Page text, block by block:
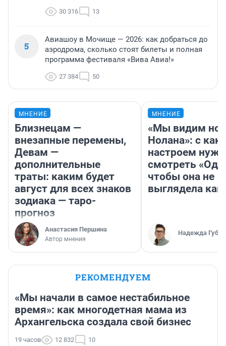
30 316 13
5
Авиашоу в Мочище — 2026: как добраться до
аэродрома, сколько стоят билеты и полная
программа фестиваля «Вива Авиа!»
27 384 50
МНЕНИЕ
Близнецам —
внезапные перемены,
Девам —
дополнительные
траты: каким будет
август для всех знаков
зодиака — таро-
прогноз
Анастасия Першина
Автор мнения
МНЕНИЕ
«Мы видим
Нолана»: с
настроем
смотреть
чтобы она не
выглядела как
Надежда
РЕКОМЕНДУЕМ
«Мы начали в самое нестабильное
время»: как многодетная мама из
Архангельска создала свой бизнес
19 часов 12 832 10